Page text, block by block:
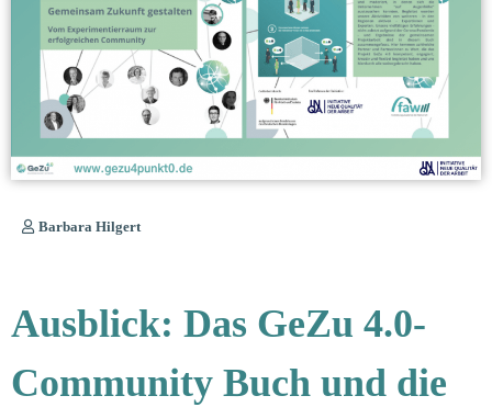
Barbara Hilgert
Ausblick: Das GeZu 4.0-
Community Buch und die